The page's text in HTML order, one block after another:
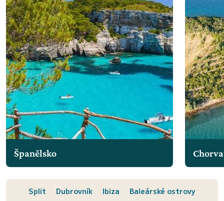
Španělsko
Split Dubrovník Ibiza
Baleárské ostrovy